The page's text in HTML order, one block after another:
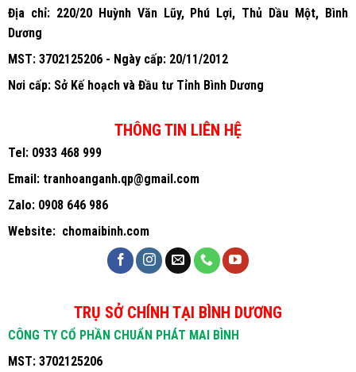
Địa chỉ: 220/20 Huỳnh Văn Lũy, Phú Lợi, Thủ Dầu Một, Bình
Dương
MST: 3702125206 - Ngày cấp: 20/11/2012
Nơi cấp: Sở Kế hoạch và Đầu tư Tỉnh Bình Dương
THÔNG TIN LIÊN HỆ
Tel:0933 468 999
Email:tranhoanganh.qp@gmail.com
Zalo:0908 646 986
Website: chomaibinh.com
TRỤ SỞ CHÍNH TẠI BÌNH DƯƠNG
CÔNG TY CỔ PHẦN CHUẨN PHÁT MAI BÌNH
MST:3702125206